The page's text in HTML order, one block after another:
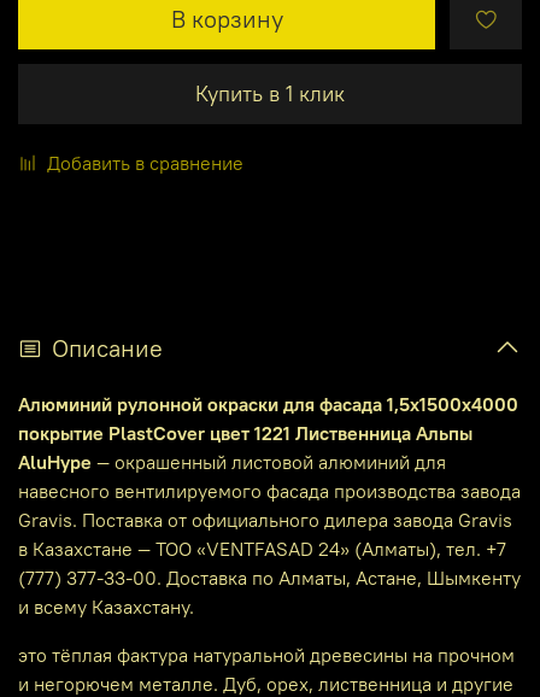
В корзину
Купить в 1 клик
Добавить в сравнение
Описание
Алюминий рулонной окраски для фасада 1,5х1500х4000
покрытие PlastCover цвет 1221 Лиственница Альпы
AluHype — окрашенный листовой алюминий для
навесного вентилируемого фасада производства завода
Gravis. Поставка от официального дилера завода Gravis
в Казахстане — ТОО «VENTFASAD 24» (Алматы), тел. +7
(777) 377-33-00. Доставка по Алматы, Астане, Шымкенту
и всему Казахстану.
это тёплая фактура натуральной древесины на прочном
и негорючем металле. Дуб, орех, лиственница и другие